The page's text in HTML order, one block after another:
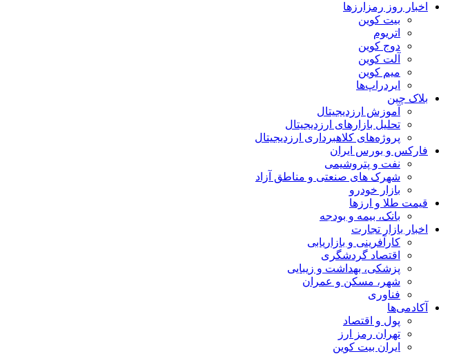
اخبار روز رمزارزها
بیت کوین
اتریوم
دوج کوین
آلت کوین
میم کوین‌
ایردراپ‌ها
بلاک چین
آموزش ارزدیجیتال
تحلیل بازارهای ارزدیجیتال
پروژه‌های کلاهبرداری ارزدیجیتال
فارکس و بورس ایران
نفت و پتروشیمی
شهرک های صنعتی و مناطق آزاد
بازار خودرو
قیمت طلا و ارزها
بانک، بیمه و بودجه
اخبار بازار تجارت
کارآفرینی و بازاریابی
اقتصاد گردشگری
پزشکی، بهداشت و زیبایی
شهر، مسکن و عمران
فناوری
آکادمی‌ها
پول و اقتصاد
تهران رمز ارز
ایران بیت کوین